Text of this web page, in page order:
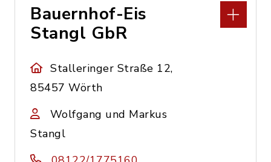
Bauernhof-Eis
Stangl GbR
Stalleringer Straße 12,
85457 Wörth
Wolfgang und Markus
Stangl